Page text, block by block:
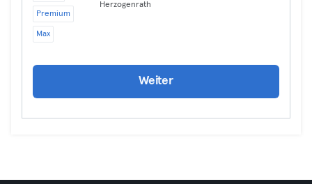
Premium
Max
Herzogenrath
Weiter